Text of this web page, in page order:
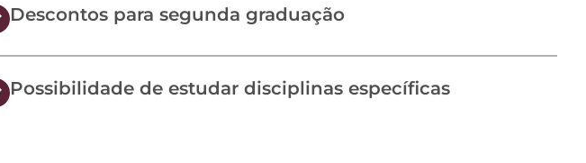
Descontos para segunda graduação
Possibilidade de estudar disciplinas específicas